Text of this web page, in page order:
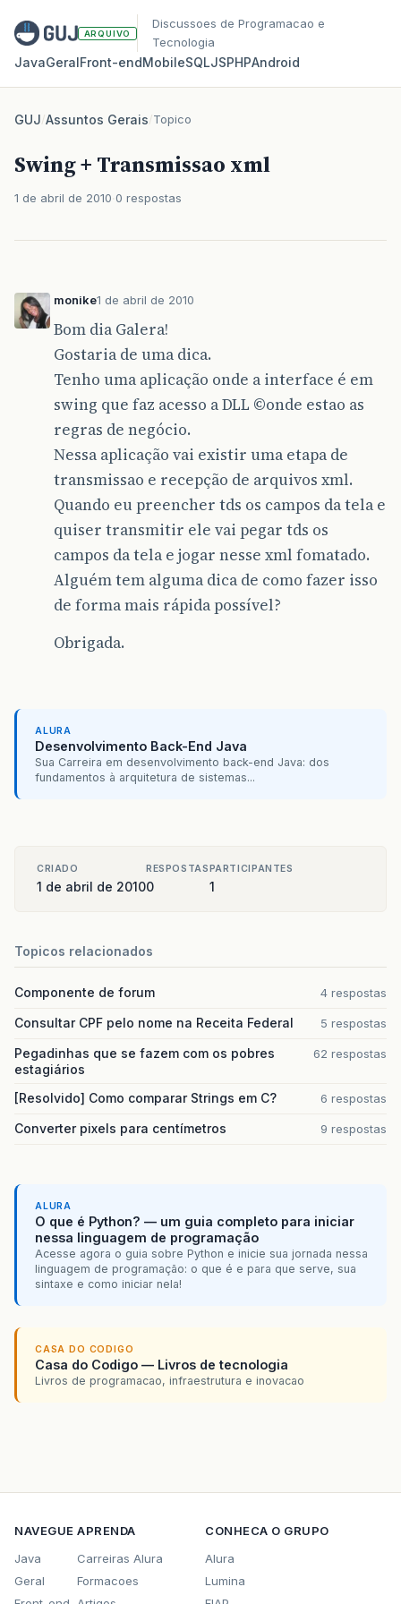
ARQUIVO
Discussoes de Programacao e
Tecnologia
JavaGeralFront‑endMobileSQLJSPHPAndroid
GUJ/Assuntos Gerais/Topico
Swing + Transmissao xml
1 de abril de 2010 0 respostas
monike1 de abril de 2010
Bom dia Galera!
Gostaria de uma dica.
Tenho uma aplicação onde a interface é em
swing que faz acesso a DLL ©onde estao as
regras de negócio.
Nessa aplicação vai existir uma etapa de
transmissao e recepção de arquivos xml.
Quando eu preencher tds os campos da tela e
quiser transmitir ele vai pegar tds os
campos da tela e jogar nesse xml fomatado.
Alguém tem alguma dica de como fazer isso
de forma mais rápida possível?
Obrigada.
ALURA
Desenvolvimento Back-End Java
Sua Carreira em desenvolvimento back-end Java: dos
fundamentos à arquitetura de sistemas...
CRIADO
1 de abril de 2010
RESPOSTAS
0
PARTICIPANTES
1
Topicos relacionados
Componente de forum 4 respostas
Consultar CPF pelo nome na Receita Federal 5 respostas
Pegadinhas que se fazem com os pobres
estagiários
62 respostas
[Resolvido] Como comparar Strings em C? 6 respostas
Converter pixels para centímetros 9 respostas
ALURA
O que é Python? — um guia completo para iniciar
nessa linguagem de programação
Acesse agora o guia sobre Python e inicie sua jornada nessa
linguagem de programação: o que é e para que serve, sua
sintaxe e como iniciar nela!
CASA DO CODIGO
Casa do Codigo — Livros de tecnologia
Livros de programacao, infraestrutura e inovacao
NAVEGUE
Java
Geral
APRENDA
Carreiras Alura
Formacoes
CONHECA O GRUPO
Alura
Lumina